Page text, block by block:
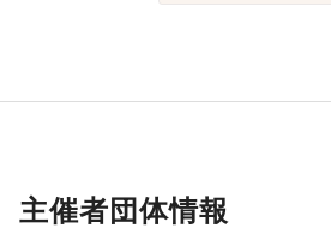
主催者団体情報